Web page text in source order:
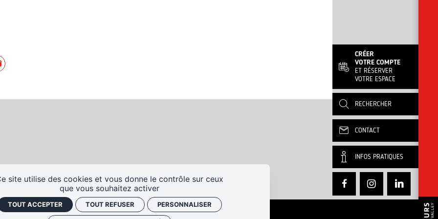
CRÉER
VOTRE COMPTE
ET RÉSERVER
VOTRE ESPACE
RECHERCHER
CONTACT
INFOS PRATIQUES
site utilise des cookies et vous donne le contrôle sur ceux
que vous souhaitez activer
TOUT ACCEPTER TOUT REFUSER PERSONNALISER